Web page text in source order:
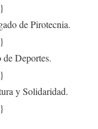
de Pirotecnia.
Deportes.
y Solidaridad.